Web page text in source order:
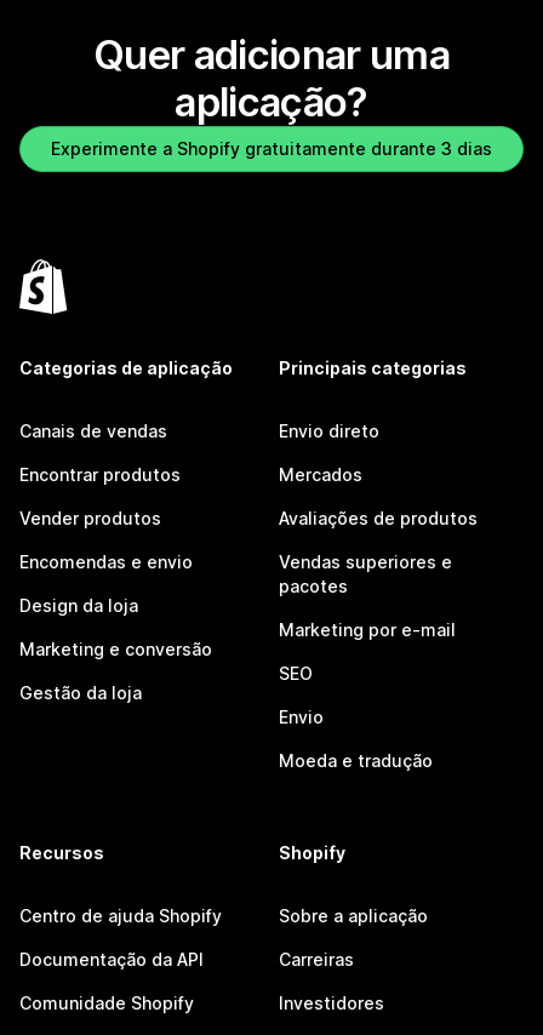
Quer adicionar uma
aplicação?
Experimente a Shopify gratuitamente durante 3 dias
Categorias de aplicação
Canais de vendas
Encontrar produtos
Vender produtos
Encomendas e envio
Design da loja
Marketing e conversão
Gestão da loja
Principais categorias
Envio direto
Mercados
Avaliações de produtos
Vendas superiores e
pacotes
Marketing por e-mail
SEO
Envio
Moeda e tradução
Recursos
Centro de ajuda Shopify
Documentação da API
Comunidade Shopify
Shopify
Sobre a aplicação
Carreiras
Investidores